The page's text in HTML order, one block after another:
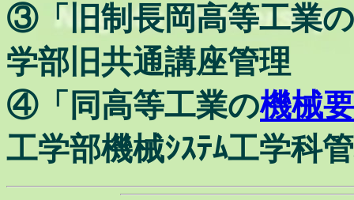
③「旧制長岡高等工業の
学部旧共通講座管理
④「同高等工業の機械
工学部機械ｼｽﾃﾑ工学科